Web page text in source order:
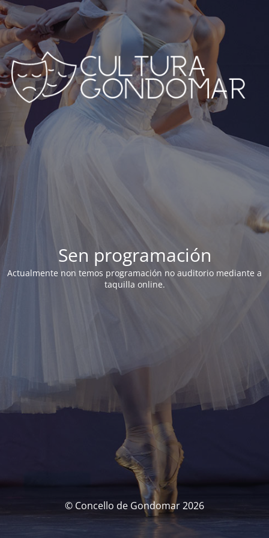
Sen programación
Actualmente non temos programación no auditorio mediante a
taquilla online.
© Concello de Gondomar 2026